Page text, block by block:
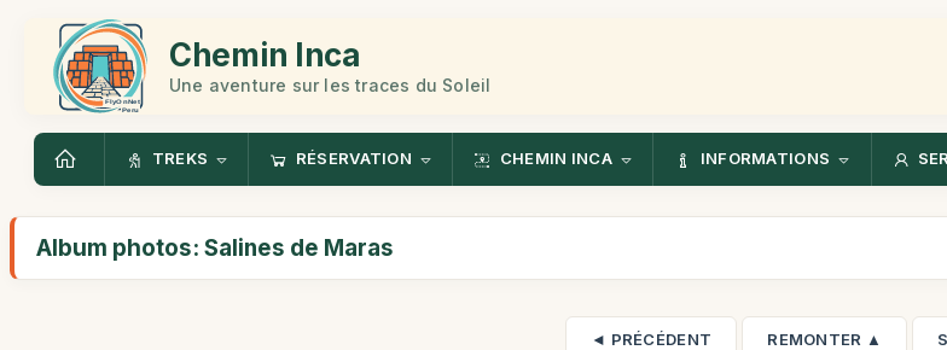
Chemin Inca
Une aventure sur les traces du Soleil
TREKS RÉSERVATION CHEMIN INCA INFORMATIONS
Album photos: Salines de Maras
◄ PRÉCÉDENT REMONTER ▲